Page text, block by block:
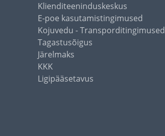
Klienditeeninduskeskus
E-poe kasutamistingimused
Kojuvedu - Transporditingimused
Tagastusõigus
Järelmaks
KKK
Ligipääsetavus